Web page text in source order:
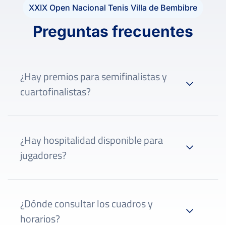
XXIX Open Nacional Tenis Villa de Bembibre
Preguntas frecuentes
¿Hay premios para semifinalistas y
cuartofinalistas?
¿Hay hospitalidad disponible para
jugadores?
¿Dónde consultar los cuadros y
horarios?